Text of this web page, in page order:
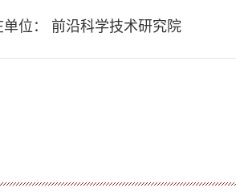
位： 前沿科学技术研究院